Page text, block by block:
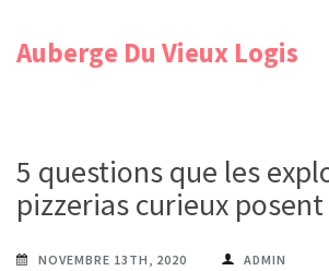
Auberge Du Vieux Logis
5 questions que les
pizzerias curieux posent
NOVEMBRE 13TH, 2020 ADMIN